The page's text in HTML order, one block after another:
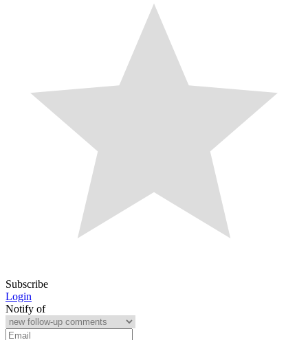
Subscribe
Login
Notify of